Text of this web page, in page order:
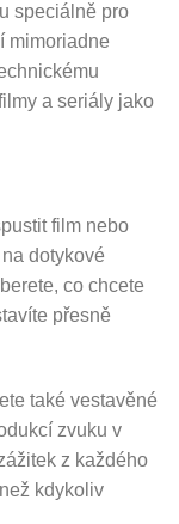
speciálně pro
mimoriadne
a seriály jako
film nebo
dotykové
co chcete
přesně
také vestavěné
zvuku v
z každého
kdykoliv